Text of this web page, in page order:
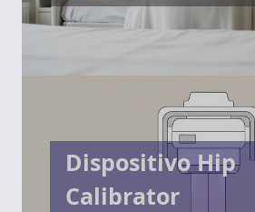
Dispositivo Hip
Calibrator